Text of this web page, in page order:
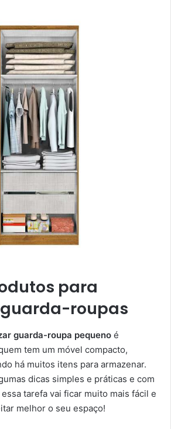
para
roupas
guarda-roupa pequeno é
tem um móvel compacto,
há muitos itens para armazenar.
dicas simples e práticas e com
tarefa vai ficar muito mais fácil e
melhor o seu espaço!